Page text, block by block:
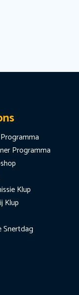
Programma
Klup
Klup
Snertdag